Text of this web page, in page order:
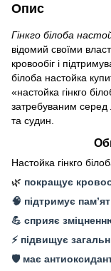
Опис
Гінкго білоба
відомий своїми
кровообіг і
білоба настойка
«настойка гінкго
затребуваним серед
та судин.
Настойка гінкго
🌿 покращує
🧠 підтримує
💪 сприяє
⚡ підвищує
🛡️ має